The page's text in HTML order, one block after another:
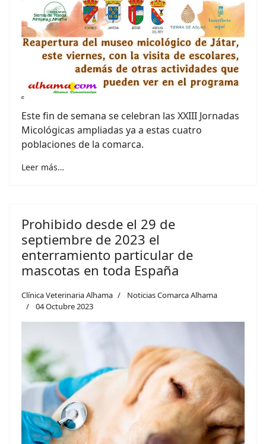
Este fin de semana se celebran las XXIII Jornadas
Micológicas ampliadas ya a estas cuatro
poblaciones de la comarca.
Leer más…
Prohibido desde el 29 de
septiembre de 2023 el
enterramiento particular de
mascotas en toda España
Clínica Veterinaria Alhama
Noticias Comarca Alhama
04 Octubre 2023